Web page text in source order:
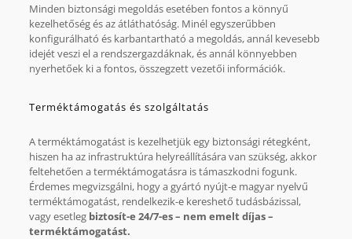
Minden biztonsági megoldás esetében fontos a könnyű
kezelhetőség és az átláthatóság. Minél egyszerűbben
konfigurálható és karbantartható a megoldás, annál kevesebb
idejét veszi el a rendszergazdáknak, és annál könnyebben
nyerhetőek ki a fontos, összegzett vezetői információk.
Terméktámogatás és szolgáltatás
A terméktámogatást is kezelhetjük egy biztonsági rétegként,
hiszen ha az infrastruktúra helyreállítására van szükség, akkor
feltehetően a terméktámogatásra is támaszkodni fogunk.
Érdemes megvizsgálni, hogy a gyártó nyújt-e magyar nyelvű
terméktámogatást, rendelkezik-e kereshető tudásbázissal,
vagy esetlegbiztosít-e 24/7-es – nem emelt díjas –
terméktámogatást.